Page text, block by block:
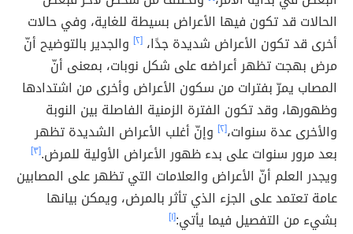
الحالات قد تكون فيها الأعراض بسيطة للغاية، وفي حالات
أخرى قد تكون الأعراض شديدة جدًا، [٢]
والجدير بالتوضيح أنّ
مرض بهجت تظهر أعراضه على شكل نوبات، بمعنى أنّ
المصاب يمرّ بفترات من سكون الأعراض وأخرى من اشتدادها
وظهورها، وقد تكون الفترة الزمنية الفاصلة بين النوبة
والأخرى عدة سنوات،[٢]
وإنّ أغلب الأعراض الشديدة تظهر
بعد مرور سنوات على بدء ظهور الأعراض الأولية للمرض.[٣]
ويجدر العلم أنّ الأعراض والعلامات التي تظهر على المصابين
عامة تعتمد على الجزء الذي تأثر بالمرض، ويمكن بيانها
بشيء من التفصيل فيما يأتي:[١]